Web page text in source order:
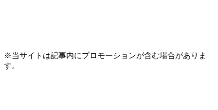
※当サイトは記事内にプロモーションが含む場合がありま
す。